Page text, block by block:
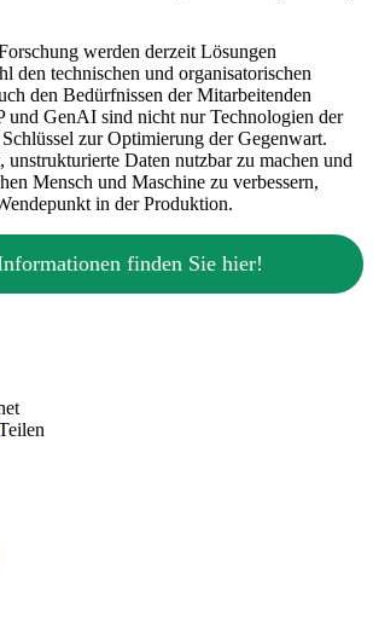
werden derzeit Lösungen
den technischen und organisatorischen
den Bedürfnissen der Mitarbeitenden
und GenAI sind nicht nur Technologien der
zur Optimierung der Gegenwart.
Daten nutzbar zu machen und
Mensch und Maschine zu verbessern,
in der Produktion.
finden Sie hier!